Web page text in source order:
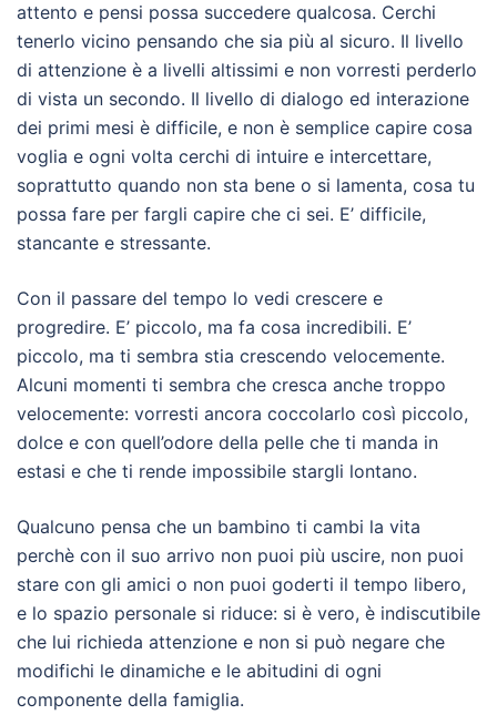
attento e pensi possa succedere qualcosa. Cerchi
tenerlo vicino pensando che sia più al sicuro. Il livello
di attenzione è a livelli altissimi e non vorresti perderlo
di vista un secondo. Il livello di dialogo ed interazione
dei primi mesi è difficile, e non è semplice capire cosa
voglia e ogni volta cerchi di intuire e intercettare,
soprattutto quando non sta bene o si lamenta, cosa tu
possa fare per fargli capire che ci sei. E’ difficile,
stancante e stressante.
Con il passare del tempo lo vedi crescere e
progredire. E’ piccolo, ma fa cosa incredibili. E’
piccolo, ma ti sembra stia crescendo velocemente.
Alcuni momenti ti sembra che cresca anche troppo
velocemente: vorresti ancora coccolarlo così piccolo,
dolce e con quell’odore della pelle che ti manda in
estasi e che ti rende impossibile stargli lontano.
Qualcuno pensa che un bambino ti cambi la vita
perchè con il suo arrivo non puoi più uscire, non puoi
stare con gli amici o non puoi goderti il tempo libero,
e lo spazio personale si riduce: si è vero, è indiscutibile
che lui richieda attenzione e non si può negare che
modifichi le dinamiche e le abitudini di ogni
componente della famiglia.